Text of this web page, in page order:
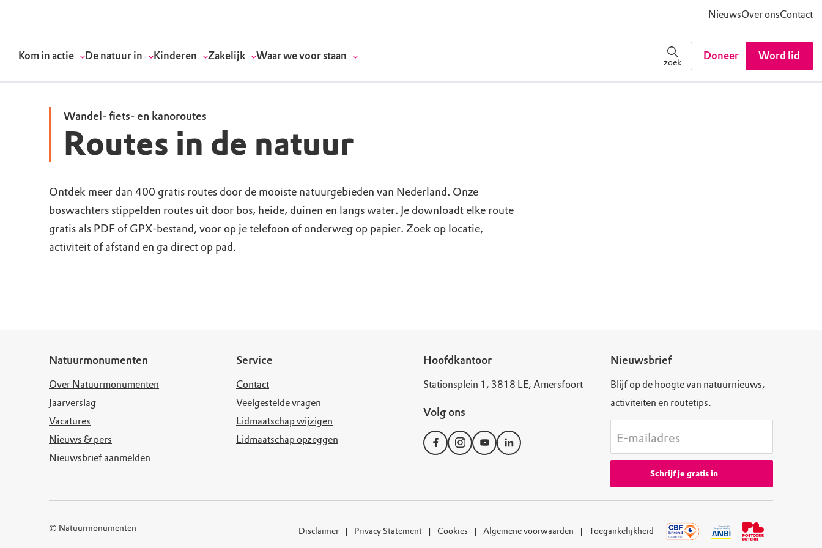
NieuwsOver onsContact
Kom in actie
Doneer
Word vrijwilliger
Werken bij
De natuur in
Routes
Natuurgebieden
Bezoekerscentra
Kinderen
Kinderactiviteiten
Verjaardagsfeestjes
Speeltips
Zakelijk
Geef een bedrijfsdonatie
Vergaderen in de natuur
Onze partners & supporters
Waar we voor staan
Onze visie
Actuele thema's
Wat wij doen
zoek
Doneer Word lid
Wandel- fiets- en kanoroutes
Routes in de natuur
Ontdek meer dan 400 gratis routes door de mooiste natuurgebieden van Nederland. Onze
boswachters stippelden routes uit door bos, heide, duinen en langs water. Je downloadt elke route
gratis als PDF of GPX-bestand, voor op je telefoon of onderweg op papier. Zoek op locatie,
activiteit of afstand en ga direct op pad.
Natuurmonumenten
Over Natuurmonumenten
Jaarverslag
Vacatures
Nieuws & pers
Nieuwsbrief aanmelden
Service
Contact
Veelgestelde vragen
Lidmaatschap wijzigen
Lidmaatschap opzeggen
Hoofdkantoor
Stationsplein 1, 3818 LE, Amersfoort
Volg ons
Nieuwsbrief
Blijf op de hoogte van natuurnieuws,
activiteiten en routetips.
E-mailadres
Schrijf je gratis in
© Natuurmonumenten Disclaimer Privacy Statement Cookies Algemene voorwaarden Toegankelijkheid